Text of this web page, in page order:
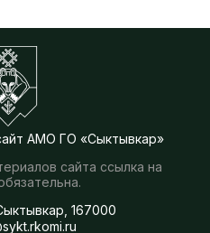
АМО ГО «Сыктывкар»
сайта ссылка на
167000